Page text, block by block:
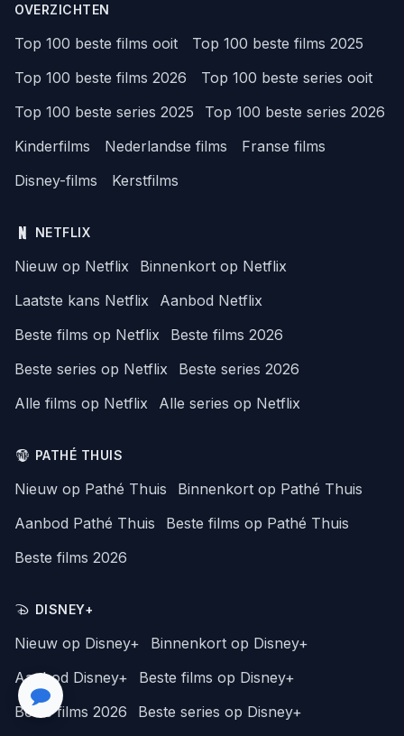
OVERZICHTEN
Top 100 beste films ooit
Top 100 beste films 2025
Top 100 beste films 2026
Top 100 beste series ooit
Top 100 beste series 2025
Top 100 beste series 2026
Kinderfilms
Nederlandse films
Franse films
Disney-films
Kerstfilms
NETFLIX
Nieuw op Netflix
Binnenkort op Netflix
Laatste kans Netflix
Aanbod Netflix
Beste films op Netflix
Beste films 2026
Beste series op Netflix
Beste series 2026
Alle films op Netflix
Alle series op Netflix
PATHÉ THUIS
Nieuw op Pathé Thuis
Binnenkort op Pathé Thuis
Aanbod Pathé Thuis
Beste films op Pathé Thuis
Beste films 2026
DISNEY+
Nieuw op Disney+
Binnenkort op Disney+
Aanbod Disney+
Beste films op Disney+
Beste films 2026
Beste series op Disney+